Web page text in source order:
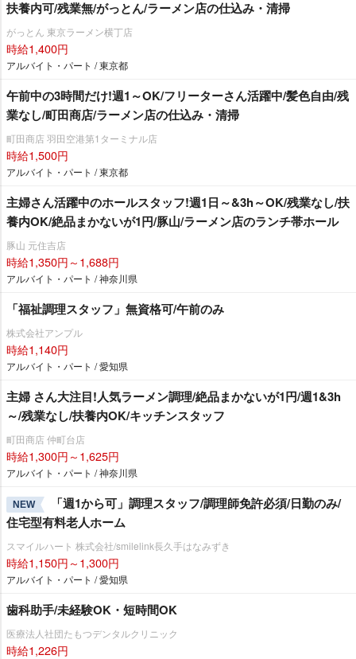
扶養内可/残業無/がっとん/ラーメン店の仕込み・清掃
がっとん 東京ラーメン横丁店
時給1,400円
アルバイト・パート / 東京都
午前中の3時間だけ!週1～OK/フリーターさん活躍中/髪色自由/残
業なし/町田商店/ラーメン店の仕込み・清掃
町田商店 羽田空港第1ターミナル店
時給1,500円
アルバイト・パート / 東京都
主婦さん活躍中のホールスタッフ!週1日～&3h～OK/残業なし/扶
養内OK/絶品まかないが1円/豚山/ラーメン店のランチ帯ホール
豚山 元住吉店
時給1,350円～1,688円
アルバイト・パート / 神奈川県
「福祉調理スタッフ」無資格可/午前のみ
株式会社アンプル
時給1,140円
アルバイト・パート / 愛知県
主婦 さん大注目!人気ラーメン調理/絶品まかないが1円/週1&3h
～/残業なし/扶養内OK/キッチンスタッフ
町田商店 仲町台店
時給1,300円～1,625円
アルバイト・パート / 神奈川県
NEW
「週1から可」調理スタッフ/調理師免許必須/日勤のみ/
住宅型有料老人ホーム
スマイルハート 株式会社/smilelink長久手はなみずき
時給1,150円～1,300円
アルバイト・パート / 愛知県
歯科助手/未経験OK・短時間OK
医療法人社団たもつデンタルクリニック
時給1,226円